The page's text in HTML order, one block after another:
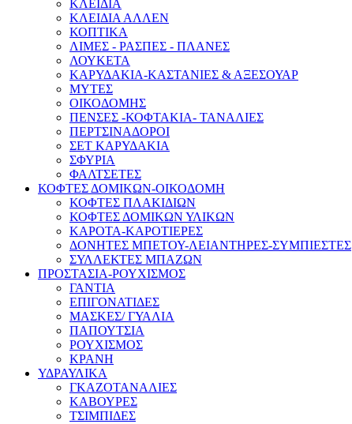
ΚΛΕΙΔΙΑ
ΚΛΕΙΔΙΑ ΑΛΛΕΝ
ΚΟΠΤΙΚΑ
ΛΙΜΕΣ - ΡΑΣΠΕΣ - ΠΛΑΝΕΣ
ΛΟΥΚΕΤΑ
ΚΑΡΥΔΑΚΙΑ-ΚΑΣΤΑΝΙΕΣ & ΑΞΕΣΟΥΑΡ
ΜΥΤΕΣ
ΟΙΚΟΔΟΜΗΣ
ΠΕΝΣΕΣ -ΚΟΦΤΑΚΙΑ- ΤΑΝΑΛΙΕΣ
ΠΕΡΤΣΙΝΑΔΟΡΟΙ
ΣΕΤ ΚΑΡΥΔΑΚΙΑ
ΣΦΥΡΙΑ
ΦΑΛΤΣΕΤΕΣ
ΚΟΦΤΕΣ ΔΟΜΙΚΩΝ-ΟΙΚΟΔΟΜΗ
ΚΟΦΤΕΣ ΠΛΑΚΙΔΙΩΝ
ΚΟΦΤΕΣ ΔΟΜΙΚΩΝ ΥΛΙΚΩΝ
ΚΑΡΟΤΑ-ΚΑΡΟΤΙΕΡΕΣ
ΔΟΝΗΤΕΣ ΜΠΕΤΟΥ-ΛΕΙΑΝΤΗΡΕΣ-ΣΥΜΠΙΕΣΤΕΣ
ΣΥΛΛΕΚΤΕΣ ΜΠΑΖΩΝ
ΠΡΟΣΤΑΣΙΑ-ΡΟΥΧΙΣΜΟΣ
ΓΑΝΤΙΑ
ΕΠΙΓΟΝΑΤΙΔΕΣ
ΜΑΣΚΕΣ/ ΓΥΑΛΙΑ
ΠΑΠΟΥΤΣΙΑ
ΡΟΥΧΙΣΜΟΣ
ΚΡΑΝΗ
ΥΔΡΑΥΛΙΚΑ
ΓΚΑΖΟΤΑΝΑΛΙΕΣ
ΚΑΒΟΥΡΕΣ
ΤΣΙΜΠΙΔΕΣ